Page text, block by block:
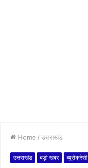
Home / उत्तराखंड
उत्तराखंड बड़ी खबर ब्यूरोक्रेसी